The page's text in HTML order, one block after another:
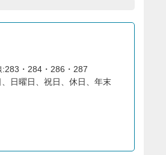
・284・286・287
日曜日、祝日、休日、年末